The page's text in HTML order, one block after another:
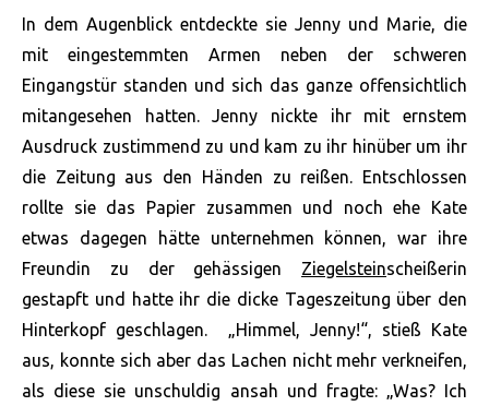
In dem Augenblick entdeckte sie Jenny und Marie, die
mit eingestemmten Armen neben der schweren
Eingangstür standen und sich das ganze offensichtlich
mitangesehen hatten. Jenny nickte ihr mit ernstem
Ausdruck zustimmend zu und kam zu ihr hinüber um ihr
die Zeitung aus den Händen zu reißen. Entschlossen
rollte sie das Papier zusammen und noch ehe Kate
etwas dagegen hätte unternehmen können, war ihre
Freundin zu der gehässigen Ziegelsteinscheißerin
gestapft und hatte ihr die dicke Tageszeitung über den
Hinterkopf geschlagen. „Himmel, Jenny!“, stieß Kate
aus, konnte sich aber das Lachen nicht mehr verkneifen,
als diese sie unschuldig ansah und fragte: „Was? Ich